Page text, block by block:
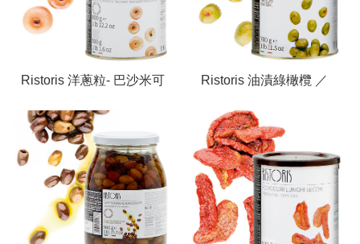
Ristoris 洋蔥粒- 巴沙米可
Balsamic Vinegar of
Modena I.G.P
Ristoris 油漬綠橄欖 ／
Mammouth